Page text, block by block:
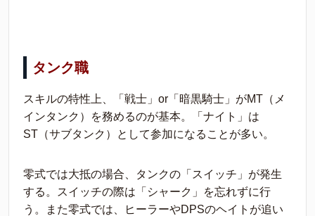
タンク職
スキルの特性上、「戦士」or「暗黒騎士」がMT（メ
インタンク）を務めるのが基本。「ナイト」は
ST（サブタンク）として参加になることが多い。
零式では大抵の場合、タンクの「スイッチ」が発生
する。スイッチの際は「シャーク」を忘れずに行
う。また零式では、ヒーラーやDPSのヘイトが追い